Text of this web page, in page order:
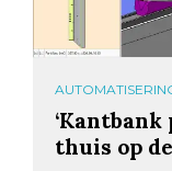
thuis op